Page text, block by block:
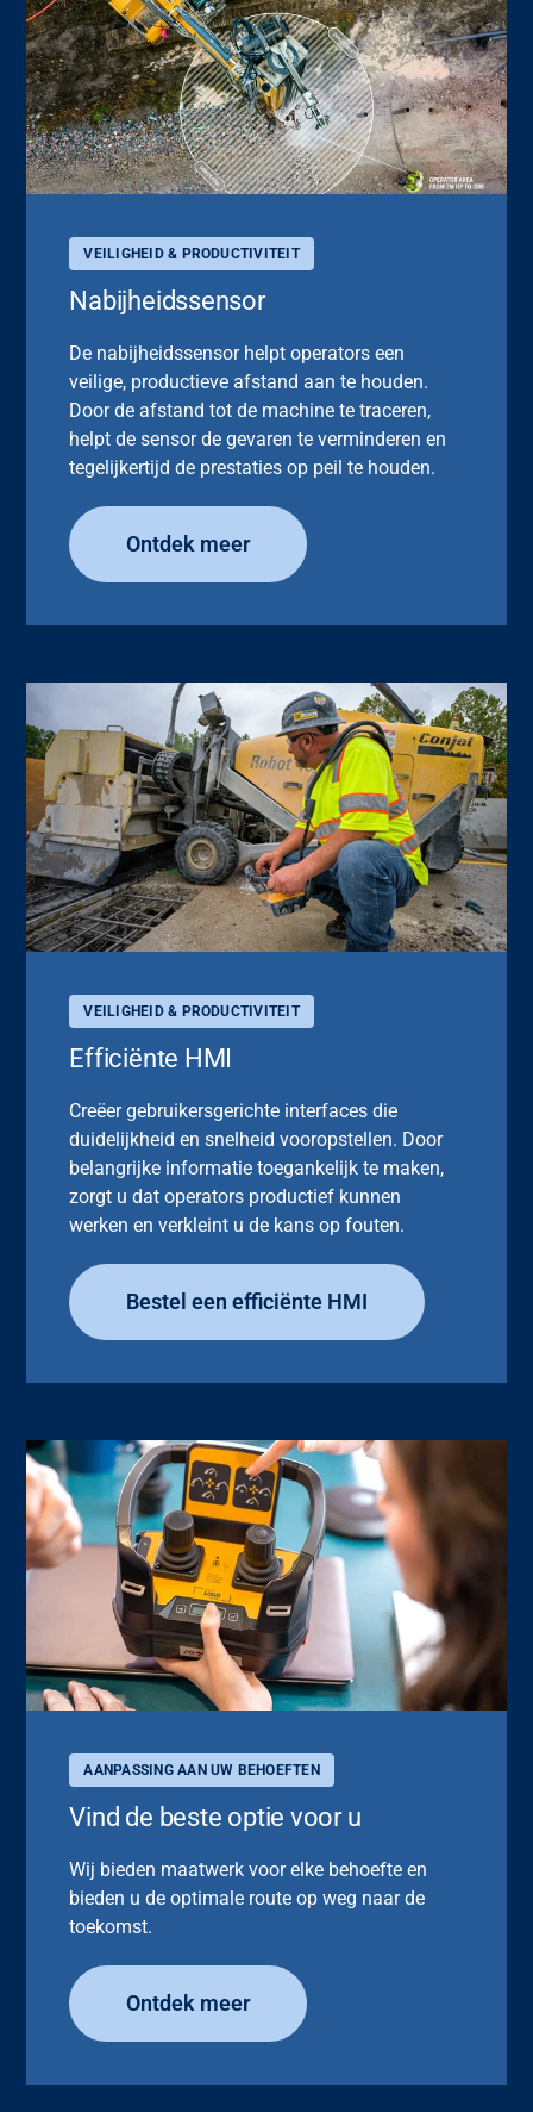
VEILIGHEID & PRODUCTIVITEIT
Nabijheidssensor
De nabijheidssensor helpt operators een
veilige, productieve afstand aan te houden.
Door de afstand tot de machine te traceren,
helpt de sensor de gevaren te verminderen en
tegelijkertijd de prestaties op peil te houden.
Ontdek meer
VEILIGHEID & PRODUCTIVITEIT
Efficiënte HMI
Creëer gebruikersgerichte interfaces die
duidelijkheid en snelheid vooropstellen. Door
belangrijke informatie toegankelijk te maken,
zorgt u dat operators productief kunnen
werken en verkleint u de kans op fouten.
Bestel een efficiënte HMI
AANPASSING AAN UW BEHOEFTEN
Vind de beste optie voor u
Wij bieden maatwerk voor elke behoefte en
bieden u de optimale route op weg naar de
toekomst.
Ontdek meer